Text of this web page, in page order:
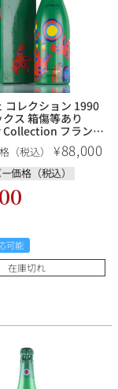
ワ
ュス
デレール
ニュ
ーニュ
ルニア
イン
イン
円
円
コレクション 1990
ス 箱傷等あり
フランス
シャンパーニュ
（税込） ¥88,000
価格（税込）
可能
在庫切れ